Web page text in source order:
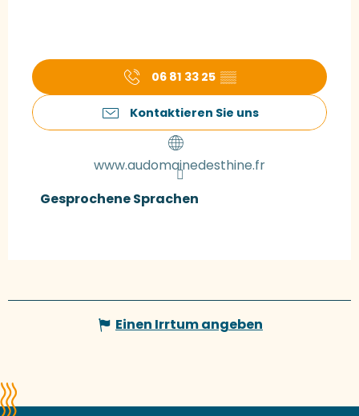
06 81 33 25 ▒▒
Kontaktieren Sie uns
www.audomainedesthine.fr
Gesprochene Sprachen
Gesprochene Sprachen
Einen Irrtum angeben